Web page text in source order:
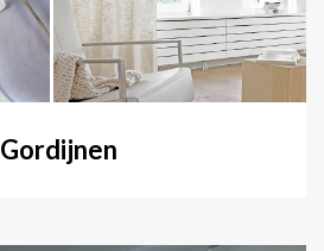
Gordijnen